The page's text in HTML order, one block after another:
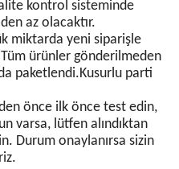
donatılmış otomatik ışık ile
çalışan anahtar kontrolü..
CFR, CIF, EXW.
USD,GBP,CNY.
L/C.
kontrol sisteminde
az olacaktır.
miktarda yeni siparişle
ürünler gönderilmeden